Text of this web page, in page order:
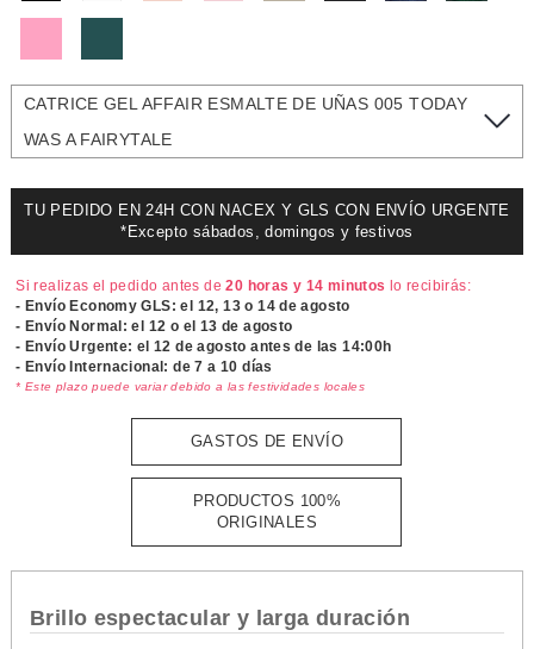
CATRICE GEL AFFAIR ESMALTE DE UÑAS 005 TODAY
WAS A FAIRYTALE
TU PEDIDO EN 24H CON NACEX Y GLS CON ENVÍO URGENTE
*Excepto sábados, domingos y festivos
Si realizas el pedido antes de20 horas y 14 minutos lo recibirás:
- Envío Economy GLS: el 12, 13 o 14 de agosto
- Envío Normal: el 12 o el 13 de agosto
- Envío Urgente: el12 de agosto antes de las 14:00h
- Envío Internacional: de 7 a 10 días
* Este plazo puede variar debido a las festividades locales
GASTOS DE ENVÍO
PRODUCTOS 100%
ORIGINALES
Brillo espectacular y larga duración